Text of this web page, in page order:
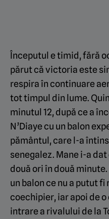
Începutul e timid, fără
părut că victoria este
respira în continuare
tot timpul din lume.
minutul 12, după ce a
N’Diaye cu un balon
pământul, care l-a
senegalez. Mane i-a
două ori în două
un balon ce nu a putut
coechipier, iar apoi de
intrare a rivalului de la